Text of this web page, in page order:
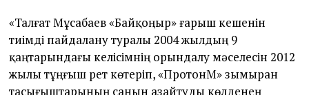
«Талғат Мұсабаев «Байқоңыр» ғарыш кешенін
тиімді пайдалану туралы 2004 жылдың 9
қаңтарындағы келісімнің орындалу мәселесін 2012
жылы тұңғыш рет көтеріп, «ПротонМ» зымыран
тасығыштарының санын азайтуды көлденең